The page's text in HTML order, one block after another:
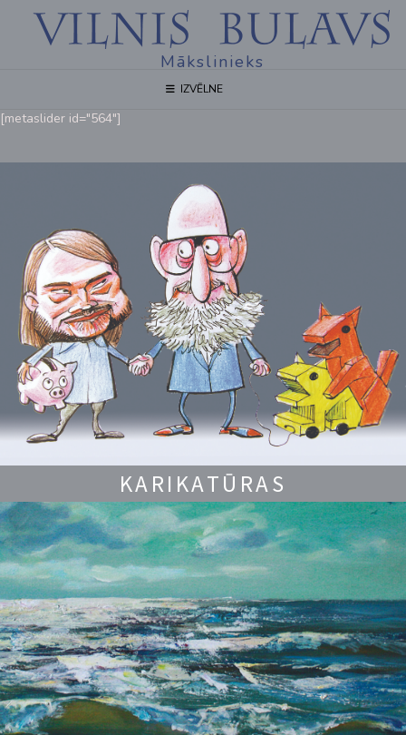
Mākslinieks
IZVĒLNE
[metaslider id="564"]
KARIKATŪRAS